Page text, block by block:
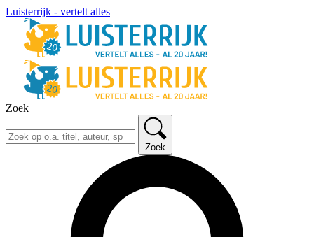
Luisterrijk - vertelt alles
Zoek
Zoek